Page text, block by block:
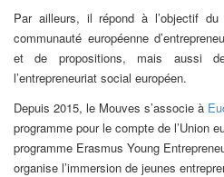
Par ailleurs, il répond à l’objectif
communauté européenne
et de propositions, mais aussi de
l’entrepreneuriat social européen.
Depuis 2015, le Mouves s’associe à
programme pour le compte de l’Union
programme Erasmus Young
organise l’immersion de jeunes